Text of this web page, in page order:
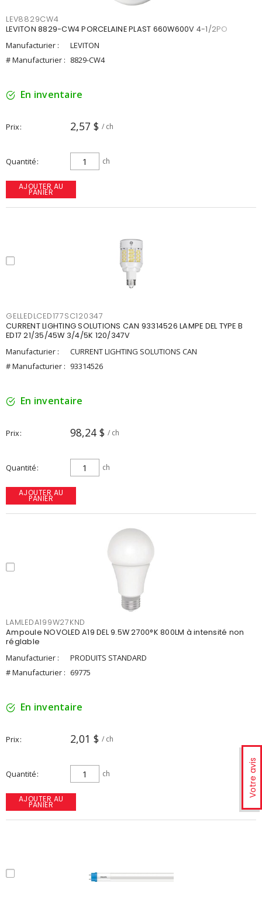
Votre avis
LEV8829CW4
LEVITON 8829-CW4 PORCELAINE PLAST 660W600V 4-1/2PO
Manufacturier :
LEVITON
# Manufacturier : 8829-CW4
En inventaire
Prix 2,57 $ / ch
Quantité ch
AJOUTER AU
PANIER
GELLEDLCED177SC120347
CURRENT LIGHTING SOLUTIONS CAN 93314526 LAMPE DEL TYPE B
ED17 21/35/45W 3/4/5K 120/347V
Manufacturier :
CURRENT LIGHTING SOLUTIONS CAN
# Manufacturier : 93314526
En inventaire
Prix 98,24 $ / ch
Quantité ch
AJOUTER AU
PANIER
LAMLEDA199W27KND
Ampoule NOVOLED A19 DEL 9.5W 2700°K 800LM à intensité non
réglable
Manufacturier :
PRODUITS STANDARD
# Manufacturier : 69775
En inventaire
Prix 2,01 $ / ch
Quantité ch
AJOUTER AU
PANIER